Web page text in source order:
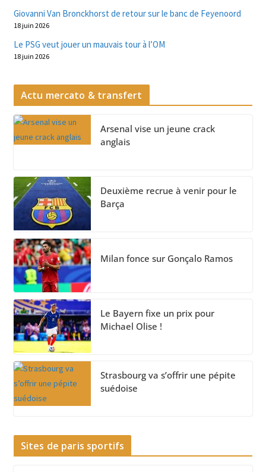
Giovanni Van Bronckhorst de retour sur le banc de Feyenoord
18 juin 2026
Le PSG veut jouer un mauvais tour à l’OM
18 juin 2026
Actu mercato & transfert
Arsenal vise un jeune crack
anglais
Deuxième recrue à venir pour le
Barça
Milan fonce sur Gonçalo Ramos
Le Bayern fixe un prix pour
Michael Olise !
Strasbourg va s’offrir une pépite
suédoise
Sites de paris sportifs